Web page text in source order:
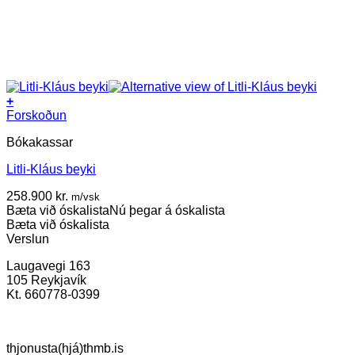
+
Forskoðun
Bókakassar
Litli-Kláus beyki
258.900 kr. m/vsk
Bæta við óskalistaNú þegar á óskalista
Bæta við óskalista
Verslun
Laugavegi 163
105 Reykjavík
Kt. 660778-0399
thjonusta(hjá)thmb.is